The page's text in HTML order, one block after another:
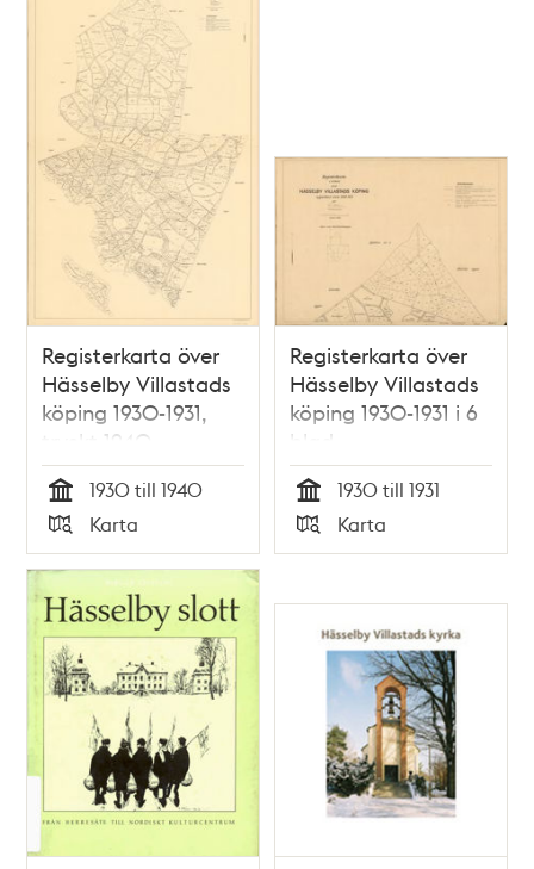
Registerkarta över
Hässelby Villastads
köping 1930-1931,
tryckt 1940
Tid
1930 till 1940
Typ
Karta
Registerkarta över
Hässelby Villastads
köping 1930-1931 i 6
blad
Tid
1930 till 1931
Typ
Karta